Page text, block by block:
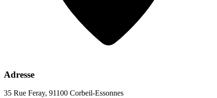
Adresse
35 Rue Feray, 91100 Corbeil-Essonnes